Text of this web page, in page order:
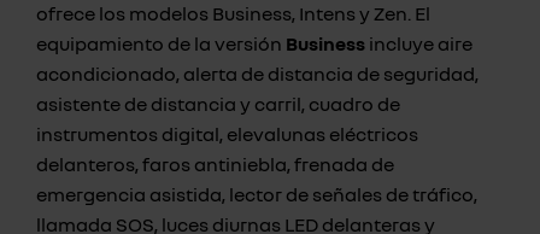
ofrece los modelos Business, Intens y Zen. El
equipamiento de la versión Business incluye aire
acondicionado, alerta de distancia de seguridad,
asistente de distancia y carril, cuadro de
instrumentos digital, elevalunas eléctricos
delanteros, faros antiniebla, frenada de
emergencia asistida, lector de señales de tráfico,
llamada SOS, luces diurnas LED delanteras y